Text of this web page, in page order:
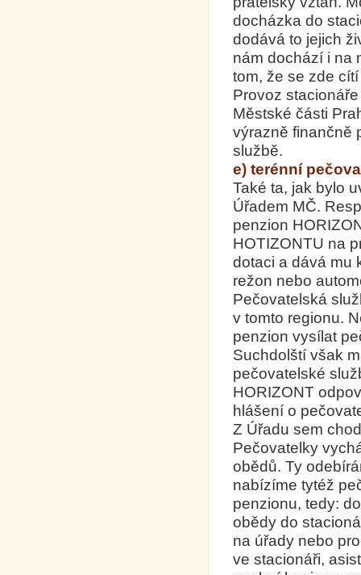
docházka do
dodává to jejich
nám dochází i na
tom, že se zde
Provoz
Městské části
výrazně finančně
službě.
e) terénní
Také ta, jak bylo
Úřadem MČ.
penzion
HOTIZONTU na
dotaci a dává mu
režon nebo
Pečovatelská
v tomto regionu.
penzion vysílat
Suchdolští však
pečovatelské
HORIZONT
hlášení o
Z Úřadu sem
Pečovatelky
obědů. Ty
nabízíme tytéž
penzionu, tedy:
obědy do
na úřady nebo
ve stacionáři,